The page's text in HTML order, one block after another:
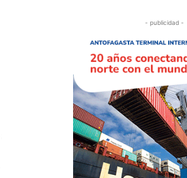
- publicidad -